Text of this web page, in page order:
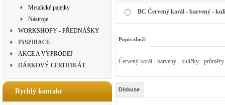
Metalické pajetky
Nástroje
WORKSHOPY - PŘEDNÁŠKY
INSPIRACE
AKCE A VÝPRODEJ
DÁRKOVÝ CERTIFIKÁT
Rychlý kontakt
BC Červený korál - barvený -
Popis zboží
Červený korál - barvený - kuličky -
Diskuse